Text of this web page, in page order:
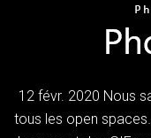
12 févr. 2020 Nous
tous les open